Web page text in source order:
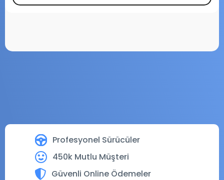
Profesyonel Sürücüler
450k Mutlu Müşteri
Güvenli Online Ödemeler